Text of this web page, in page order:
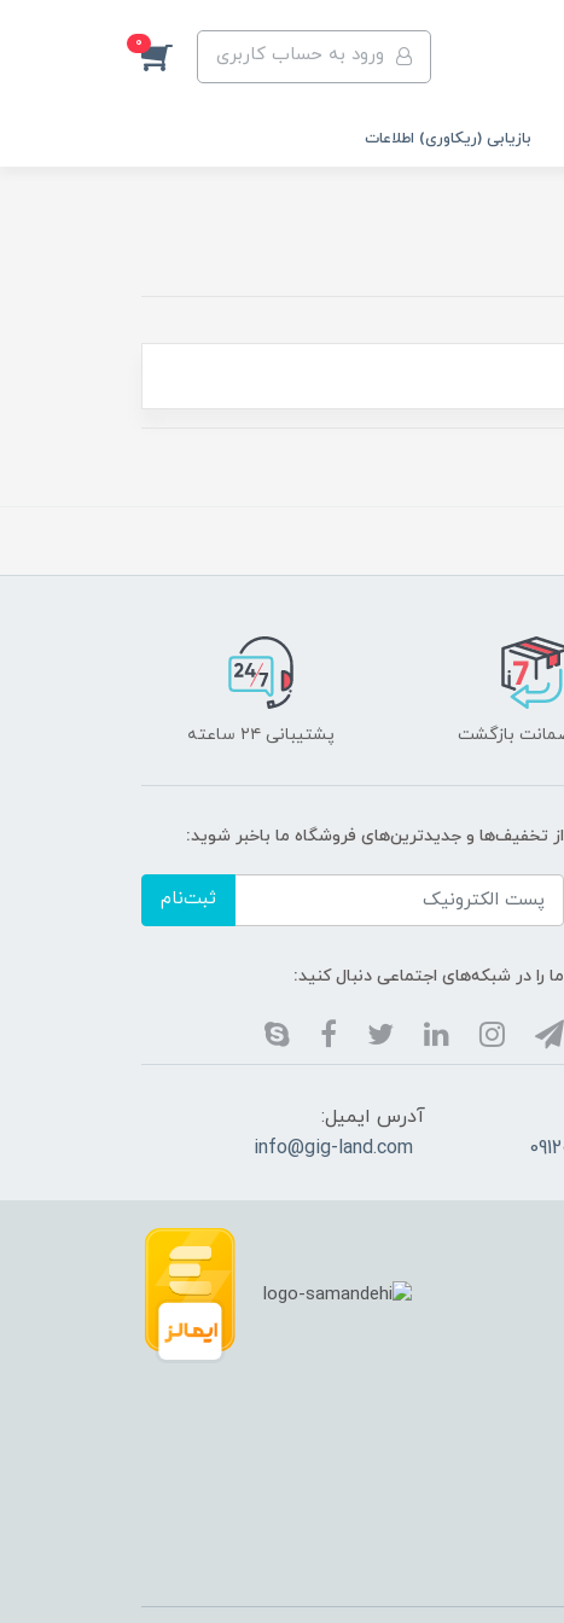
ورود به حساب کاربری 0
بازیابی (ریکاوری) اطلاعات
پشتیبانی ۲۴ ساعته
از تخفیف‌ها و جدیدترین‌های فروشگاه ما باخبر شوید:
ثبت‌نام
ما را در شبکه‌های اجتماعی دنبال کنید:
آدرس ایمیل:
info@gig-land.com